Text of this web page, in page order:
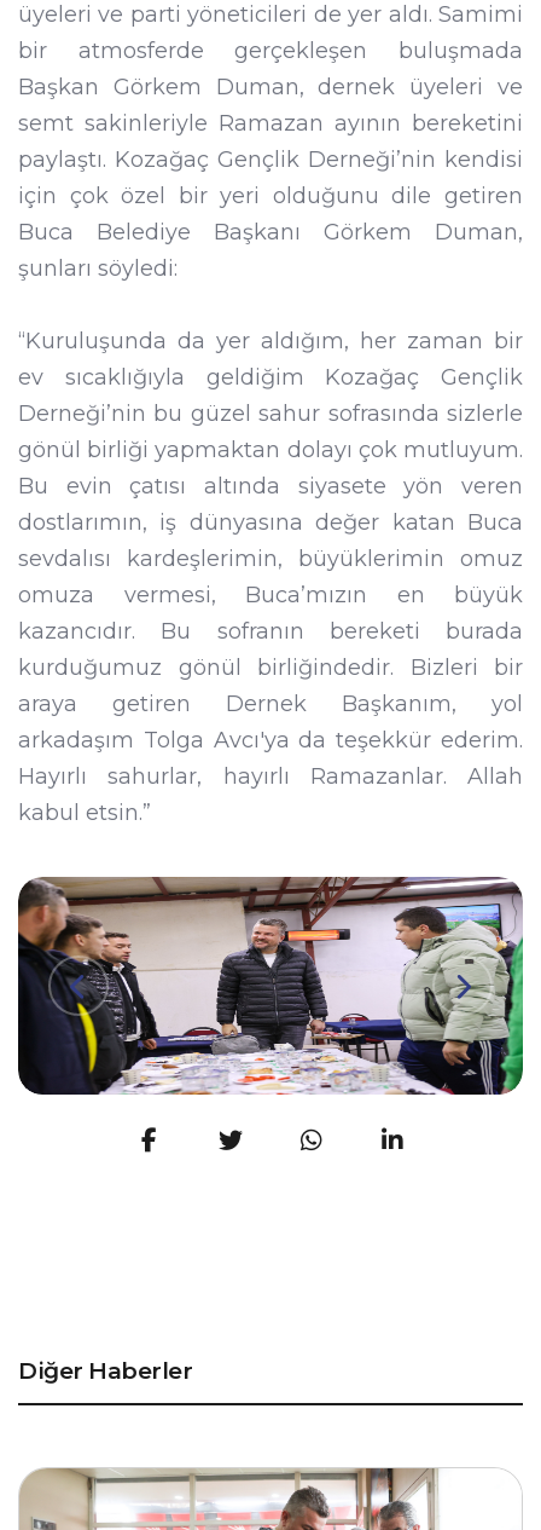
üyeleri ve parti yöneticileri de yer aldı. Samimi
bir atmosferde gerçekleşen buluşmada
Başkan Görkem Duman, dernek üyeleri ve
semt sakinleriyle Ramazan ayının bereketini
paylaştı. Kozağaç Gençlik Derneği’nin kendisi
için çok özel bir yeri olduğunu dile getiren
Buca Belediye Başkanı Görkem Duman,
şunları söyledi:
“Kuruluşunda da yer aldığım, her zaman bir
ev sıcaklığıyla geldiğim Kozağaç Gençlik
Derneği’nin bu güzel sahur sofrasında sizlerle
gönül birliği yapmaktan dolayı çok mutluyum.
Bu evin çatısı altında siyasete yön veren
dostlarımın, iş dünyasına değer katan Buca
sevdalısı kardeşlerimin, büyüklerimin omuz
omuza vermesi, Buca’mızın en büyük
kazancıdır. Bu sofranın bereketi burada
kurduğumuz gönül birliğindedir. Bizleri bir
araya getiren Dernek Başkanım, yol
arkadaşım Tolga Avcı'ya da teşekkür ederim.
Hayırlı sahurlar, hayırlı Ramazanlar. Allah
kabul etsin.”
Diğer Haberler